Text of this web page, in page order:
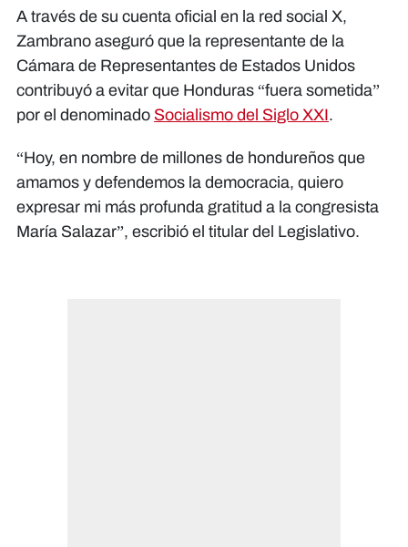
A través de su cuenta oficial en la red social X,
Zambrano aseguró que la representante de la
Cámara de Representantes de Estados Unidos
contribuyó a evitar que Honduras “fuera sometida”
por el denominado Socialismo del Siglo XXI.
“Hoy, en nombre de millones de hondureños que
amamos y defendemos la democracia, quiero
expresar mi más profunda gratitud a la congresista
María Salazar”, escribió el titular del Legislativo.